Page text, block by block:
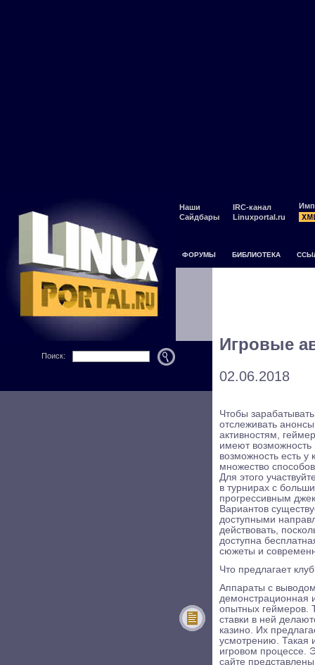
Наши
Сайдбары
IRC-канал
Linuxportal.ru
ФОРУМЫ БИБЛИОТЕКА
Поиск:
Игровые
02.06.2018
Чтобы
отслеживать
активностям,
имеют возможность
возможность есть у
множество
Для этого
в турнирах с
прогрессивным
Вариантов
доступными
действовать,
доступна
сюжеты и
Что предлагает
Аппараты с
демонстрационная
опытных геймеров.
ставки в ней
казино. Их
усмотрению. Такая
игровом процессе.
сайте